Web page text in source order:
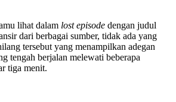
lihat dalam lost episode dengan judul
dari berbagai sumber, tidak ada yang
tersebut yang menampilkan adegan
tengah berjalan melewati beberapa
tiga menit.